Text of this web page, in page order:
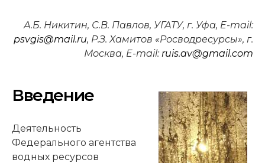
А.Б. Никитин, С.В. Павлов, УГАТУ, г. Уфа, E-mail:
psvgis@mail.ru, Р.З. Хамитов «Росводресурсы», г.
Москва, E-mail: ruis.av@gmail.com
Введение
Деятельность
Федерального агентства
водных ресурсов